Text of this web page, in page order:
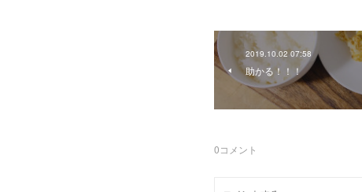
2019.10.02 07:58
助かる！！！
0コメント